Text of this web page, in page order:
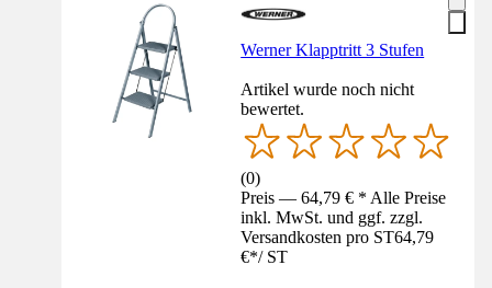
Werner Klapptritt 3 Stufen
Artikel wurde noch nicht
bewertet.
(0)
Preis — 64,79 € * Alle Preise
inkl. MwSt. und ggf. zzgl.
Versandkosten pro ST64,79
€*/ ST